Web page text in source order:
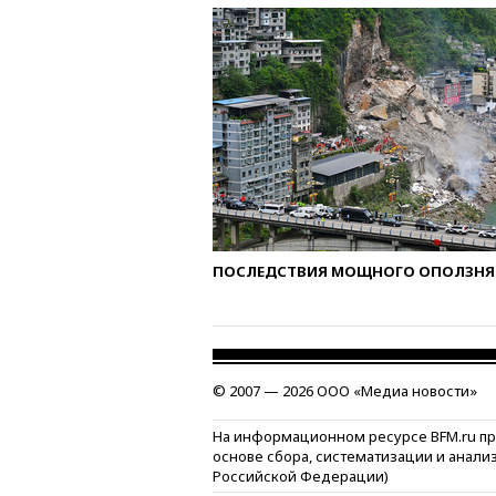
ПОСЛЕДСТВИЯ МОЩНОГО ОПОЛЗНЯ
© 2007 — 2026 ООО «Медиа новости»
На информационном ресурсе BFM.ru
основе сбора, систематизации и
Российской Федерации)